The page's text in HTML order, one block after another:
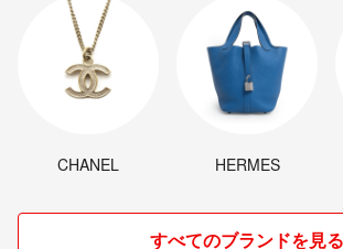
CHANEL HERMES
すべてのブランドを見る